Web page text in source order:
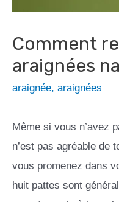
Comment
araignées
araignée, araignées
Même si vous n’avez
n’est pas agréable de
vous promenez dans
huit pattes sont